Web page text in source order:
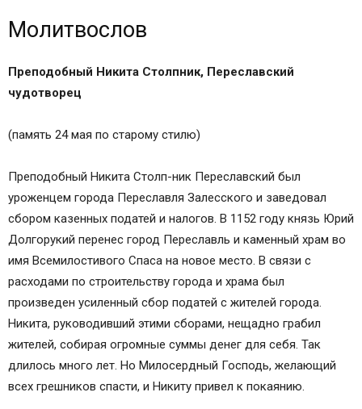
Молитвослов
Преподобный Никита Столпник, Переславский
чудотворец
(память 24 мая по старому стилю)
Преподобный Никита Столп-ник Переславский был
уроженцем города Переславля Залесского и заведовал
сбором казенных податей и налогов. В 1152 году князь Юрий
Долгорукий перенес город Переславль и каменный храм во
имя Всемилостивого Спаса на новое место. В связи с
расходами по строительству города и храма был
произведен усиленный сбор податей с жителей города.
Никита, руководивший этими сборами, нещадно грабил
жителей, собирая огромные суммы денег для себя. Так
длилось много лет. Но Милосердный Господь, желающий
всех грешников спасти, и Никиту привел к покаянию.